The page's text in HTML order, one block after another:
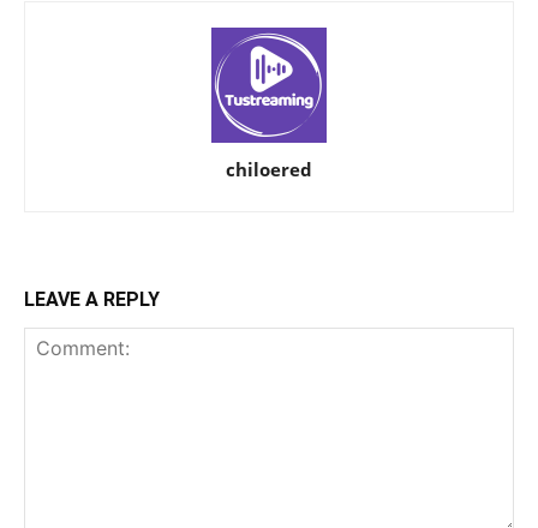
chiloered
LEAVE A REPLY